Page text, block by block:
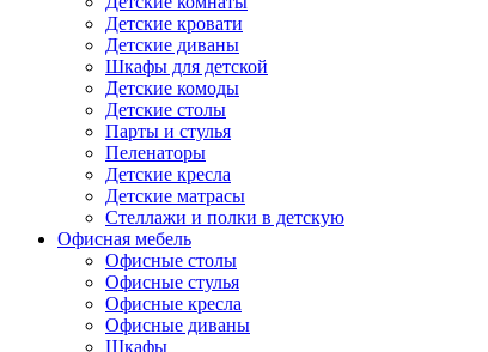
Детские кровати
Детские диваны
Шкафы для детской
Детские комоды
Детские столы
Парты и стулья
Пеленаторы
Детские кресла
Детские матрасы
Стеллажи и полки в детскую
Офисная мебель
Офисные столы
Офисные стулья
Офисные кресла
Офисные диваны
Шкафы